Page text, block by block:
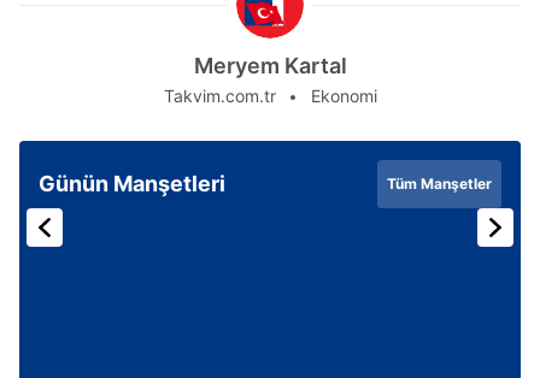
Meryem Kartal
Takvim.com.tr Ekonomi
Günün Manşetleri Tüm Manşetler